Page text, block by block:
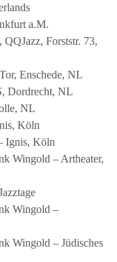
a.M.
Forststr. 73,
Enschede, NL
Dordrecht, NL
NL
Köln
Ignis, Köln
Wingold – Artheater,
Wingold –
Wingold – Jüdisches